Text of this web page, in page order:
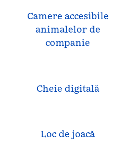
Camere accesibile
animalelor de
companie
Cheie digitală
Loc de joacă